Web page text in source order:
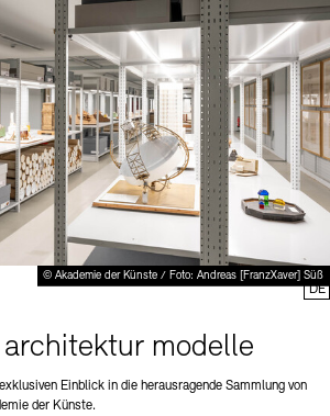
© Akademie der Künste / Foto: Andreas [FranzXaver] Süß
modelle
Einblick in die herausragende Sammlung von
der Künste.
DE